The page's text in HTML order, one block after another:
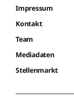
Impressum
Kontakt
Team
Mediadaten
Stellenmarkt